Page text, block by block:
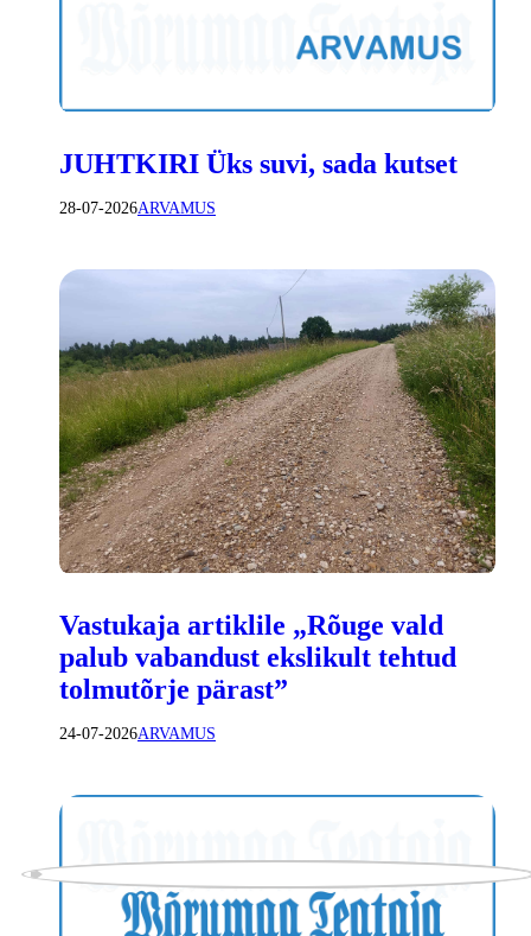
JUHTKIRI Üks suvi, sada kutset
28-07-2026ARVAMUS
Vastukaja artiklile „Rõuge vald
palub vabandust ekslikult tehtud
tolmutõrje pärast”
24-07-2026ARVAMUS